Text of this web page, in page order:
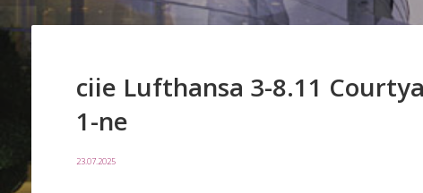
ciie Lufthansa 3-8.11
1-ne
23.07.2025